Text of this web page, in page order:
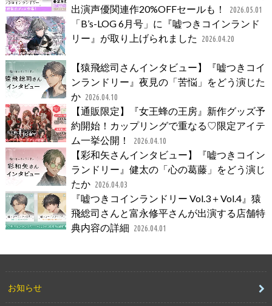
出演声優関連作20%OFFセールも！
2026.05.01
「B’s-LOG 6月号」に『嘘つきコインランド
リー』が取り上げられました
2026.04.20
【猿飛総司さんインタビュー】『嘘つきコイ
ンランドリー』夜見の「苦悩」をどう演じた
か 2026.04.10
【通販限定】『女王蜂の王房』新作グッズ予
約開始！カップリングで重なる♡限定アイテ
ム一挙公開！
2026.04.10
【彩和矢さんインタビュー】『嘘つきコイン
ランドリー』健太の「心の葛藤」をどう演じ
たか 2026.04.03
『嘘つきコインランドリー Vol.3＋Vol.4』猿
飛総司さんと富永修平さんが出演する店舗特
典内容の詳細 2026.04.01
お知らせ